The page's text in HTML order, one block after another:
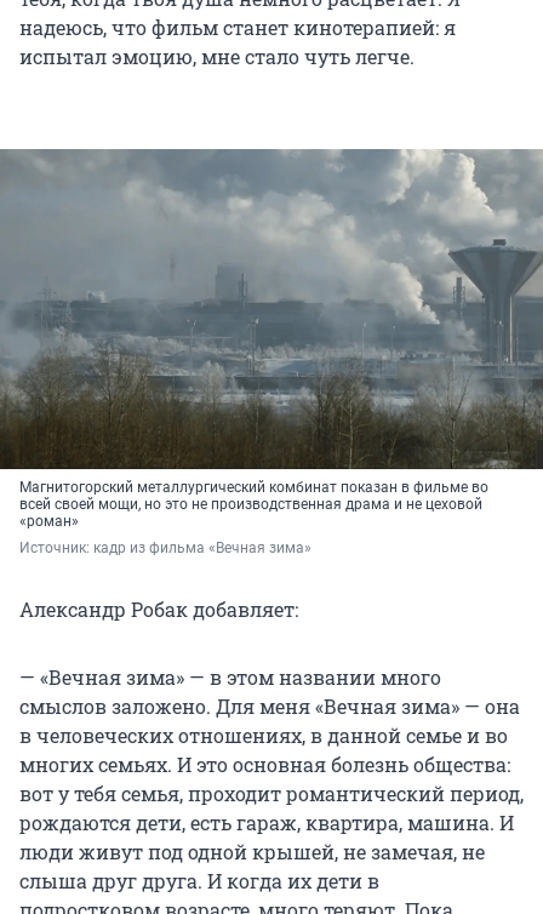
надеюсь, что фильм станет кинотерапией: я
испытал эмоцию, мне стало чуть легче.
Магнитогорский металлургический комбинат показан в фильме во
всей своей мощи, но это не производственная драма и не цеховой
«роман»
Источник: кадр из фильма «Вечная зима»
Александр Робак добавляет:
— «Вечная зима» — в этом названии много
смыслов заложено. Для меня «Вечная зима» — она
в человеческих отношениях, в данной семье и во
многих семьях. И это основная болезнь общества:
вот у тебя семья, проходит романтический период,
рождаются дети, есть гараж, квартира, машина. И
люди живут под одной крышей, не замечая, не
слыша друг друга. И когда их дети в